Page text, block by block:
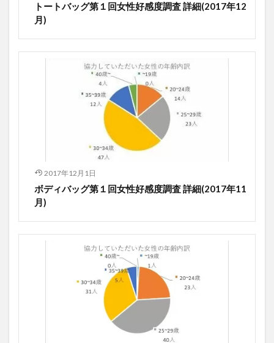
トートバッグ第１回女性好感度調査 詳細(2017年12
月)
2017年12月1日
ボディバッグ第１回女性好感度調査 詳細(2017年11
月)